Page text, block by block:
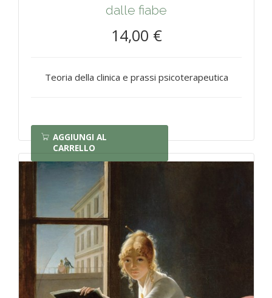
dalle fiabe
14,00 €
Teoria della clinica e prassi psicoterapeutica
AGGIUNGI AL
CARRELLO